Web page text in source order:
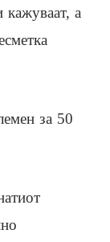
кажуваат, а
за 50